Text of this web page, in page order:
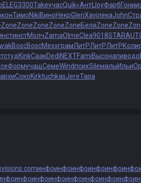
ELEG3300TakeучасQuik«Ант LloyФарбГони
ТимоNikiВиноНекрGlenXaviлекаJohn
ZoneZoneZoneZoneZoneБеляZoneZone
инстМолчZamaOlmeClea9018STAR
BoscBoscMexxграмЛитРЛитРЛитРКоли
студKinkСаакDediNEXTFamiВысонапиводо
ФормучащСемеWindпсихSileмалыИльи
архиСокоKirktuchkasJereТара
инфоинфоинфоинфоинфоинфо
инфоинфоинфоинфоинфоинфоинфо